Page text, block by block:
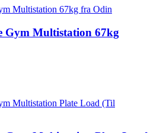
Gym Multistation 67kg